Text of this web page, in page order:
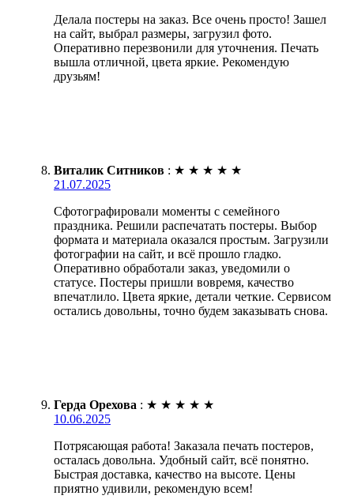
Делала постеры на заказ. Все очень просто! Зашел
на сайт, выбрал размеры, загрузил фото.
Оперативно перезвонили для уточнения. Печать
вышла отличной, цвета яркие. Рекомендую
друзьям!
Виталик Ситников : ★ ★ ★ ★ ★
21.07.2025
Сфотографировали моменты с семейного
праздника. Решили распечатать постеры. Выбор
формата и материала оказался простым. Загрузили
фотографии на сайт, и всё прошло гладко.
Оперативно обработали заказ, уведомили о
статусе. Постеры пришли вовремя, качество
впечатлило. Цвета яркие, детали четкие. Сервисом
остались довольны, точно будем заказывать снова.
Герда Орехова : ★ ★ ★ ★ ★
10.06.2025
Потрясающая работа! Заказала печать постеров,
осталась довольна. Удобный сайт, всё понятно.
Быстрая доставка, качество на высоте. Цены
приятно удивили, рекомендую всем!